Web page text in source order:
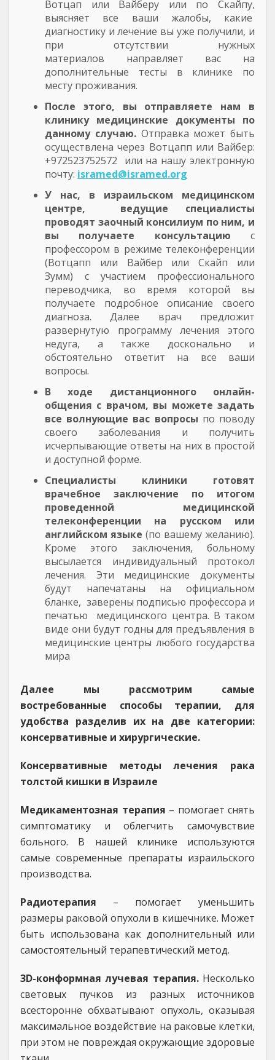
Вотцап или Вайберу или по Скайпу,
выясняет все ваши жалобы, какие
диагностику и лечение вы уже получили, и
при отсутствии нужных
материалов направляет вас на
дополнительные тесты в клинике по
месту проживания.
После этого, вы отправляете нам в
клинику медицинские документы по
данному случаю.Отправка может быть
осуществлена через Вотцапп или Вайбер:
+972523752572 или на нашу электронную
почту: isramed@isramed.org
У нас, в израильском медицинском
центре, ведущие специалисты
проводят заочный консилиум по ним, и
вы получаете консультацию с
профессором в режиме телеконференции
(Вотцапп или Вайбер или Скайп или
Зумм) с участием профессионального
переводчика, во время которой вы
получаете подробное описание своего
диагноза. Далее врач предложит
развернутую программу лечения этого
недуга, а также досконально и
обстоятельно ответит на все ваши
вопросы.
В ходе дистанционного онлайн-
общения с врачом, вы можете задать
все волнующие вас вопросы по поводу
своего заболевания и получить
исчерпывающие ответы на них в простой
и доступной форме.
Специалисты клиники готовят
врачебное заключение по итогом
проведенной медицинской
телеконференции на русском или
английском языке (по вашему желанию).
Кроме этого заключения, больному
высылается индивидуальный протокол
лечения. Эти медицинские документы
будут напечатаны на официальном
бланке, заверены подписью профессора и
печатью медицинского центра. В таком
виде они будут годны для предъявления в
медицинские центры любого государства
мира
Далее мы рассмотрим самые
востребованные способы терапии, для
удобства разделив их на две категории:
консервативные и хирургические.
Консервативные методы лечения рака
толстой кишки в Израиле
Медикаментозная терапия – помогает снять
симптоматику и облегчить самочувствие
больного. В нашей клинике используются
самые современные препараты израильского
производства.
Радиотерапия – помогает уменьшить
размеры раковой опухоли в кишечнике. Может
быть использована как дополнительный или
самостоятельный терапевтический метод.
3D-конформная лучевая терапия.Несколько
световых пучков из разных источников
всесторонне обхватывают опухоль, оказывая
максимальное воздействие на раковые клетки,
при этом не повреждая окружающие здоровые